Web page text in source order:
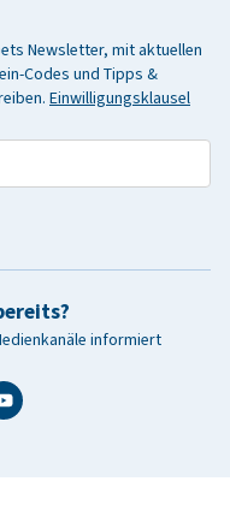
Newsletter, mit aktuellen
Codes und Tipps &
Einwilligungsklausel
informiert